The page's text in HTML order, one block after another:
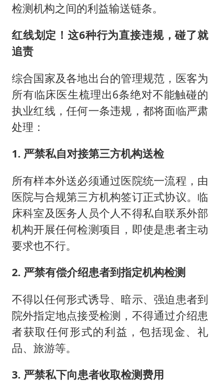
检测机构之间的利益输送链条。
红线划定！这6种行为直接违规，碰了就
追责
综合国家及各地出台的管理规范，医客为
所有临床医生梳理出6条绝对不能触碰的
执业红线，任何一条违规，都将面临严肃
处理：
1. 严禁私自对接第三方机构送检
所有样本外送必须通过医院统一流程，由
医院与合规第三方机构签订正式协议。临
床科室及医务人员个人不得私自联系外部
机构开展任何检测项目，即使是患者主动
要求也不行。
2. 严禁有偿介绍患者到指定机构检测
不得以任何形式诱导、暗示、强迫患者到
院外指定地点接受检测，不得通过介绍患
者获取任何形式的利益，包括现金、礼
品、旅游等。
3. 严禁私下向患者收取检测费用